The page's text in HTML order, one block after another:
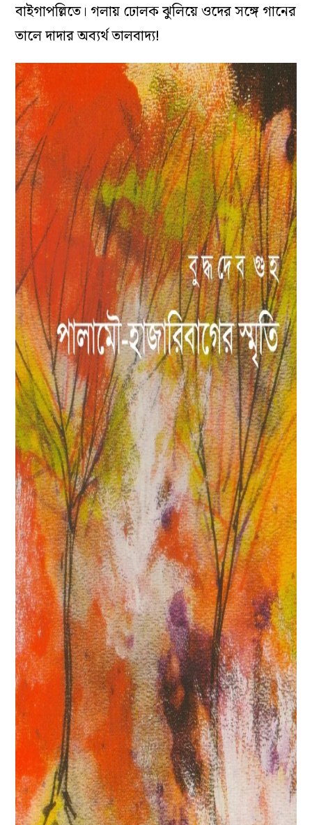
বাইগাপল্লিতে। গলায় ঢোলক ঝুলিয়ে ওদের সঙ্গে গানের
তালে দাদার অব্যর্থ তালবাদ্য!